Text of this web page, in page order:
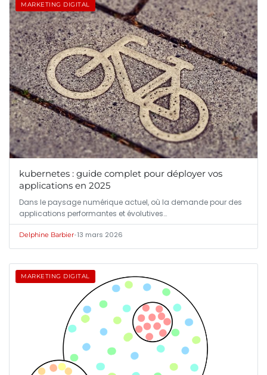
MARKETING DIGITAL
kubernetes : guide complet pour déployer vos
applications en 2025
Dans le paysage numérique actuel, où la demande pour des
applications performantes et évolutives…
Delphine Barbier•13 mars 2026
MARKETING DIGITAL